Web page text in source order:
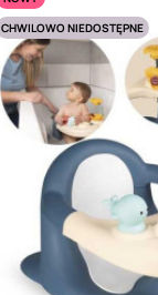
CHWILOWO NIEDOSTĘPNE